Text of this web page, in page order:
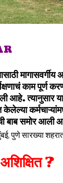
मागासवर्गीय
काम पूर्ण
आहे. त्यानुसार
केलेल्या
बाब समोर आली
?